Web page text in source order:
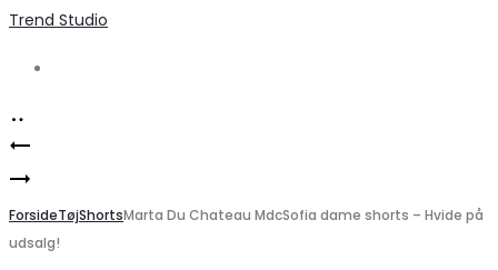
Trend Studio
Product
navigation
Rosa
Bluse
ONLY
Strik
Kjole
ForsideTøjShortsMarta Du Chateau MdcSofia dame shorts – Hvide på
udsalg!